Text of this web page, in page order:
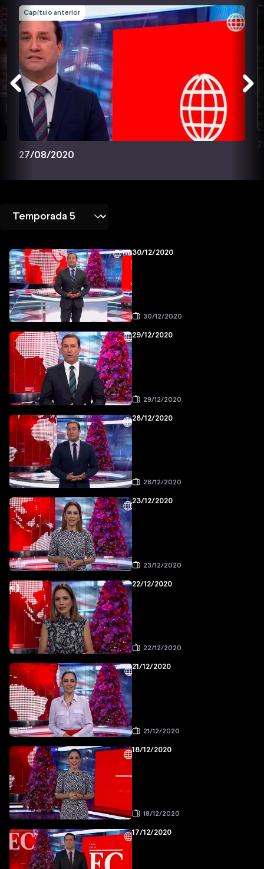
Capítulo anterior
27/08/2020
30/12/2020
30/12/2020
29/12/2020
29/12/2020
28/12/2020
28/12/2020
23/12/2020
23/12/2020
22/12/2020
22/12/2020
21/12/2020
21/12/2020
18/12/2020
18/12/2020
17/12/2020